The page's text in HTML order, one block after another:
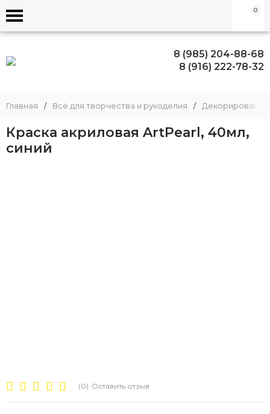
0
8 (985) 204-88-68
8 (916) 222-78-32
Главная / Всё для творчества и рукоделия / Декорирование
Краска акриловая ArtPearl, 40мл,
синий
(0) Оставить отзыв